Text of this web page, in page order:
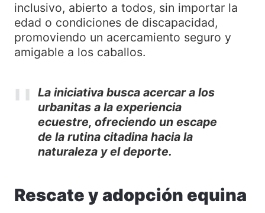
inclusivo, abierto a todos, sin importar la
edad o condiciones de discapacidad,
promoviendo un acercamiento seguro y
amigable a los caballos.
La iniciativa busca acercar a los
urbanitas a la experiencia
ecuestre, ofreciendo un escape
de la rutina citadina hacia la
naturaleza y el deporte.
Rescate y adopción equina